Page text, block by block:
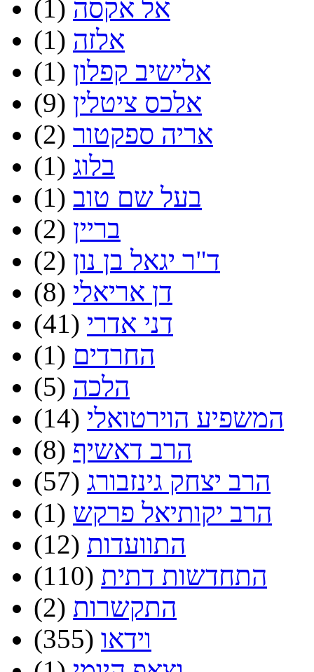
אל אקסה (1)
אלזה (1)
אלישיב קפלון (1)
אלכס ציטלין (9)
אריה ספקטור (2)
בלוג (1)
בעל שם טוב (1)
בריין (2)
ד"ר יגאל בן נון (2)
דן אריאלי (8)
דני אדרי (41)
החרדים (1)
הלכה (5)
המשפיע הוירטואלי (14)
הרב דאשיף (8)
הרב יצחק גינזבורג (57)
הרב יקותיאל פרקש (1)
התוועדות (12)
התחדשות דתית (110)
התקשרות (2)
וידאו (355)